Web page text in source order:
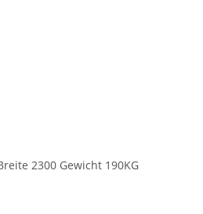
2300 Gewicht 190KG